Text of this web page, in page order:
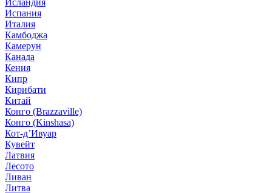
Исландия
Испания
Италия
Камбоджа
Камерун
Канада
Кения
Кипр
Кирибати
Китай
Конго (Brazzaville)
Конго (Kinshasa)
Кот-д’Ивуар
Кувейт
Латвия
Лесото
Ливан
Литва